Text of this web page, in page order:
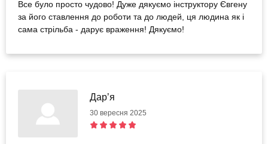
Все було просто чудово! Дуже дякуємо інструктору Євгену
за його ставлення до роботи та до людей, ця людина як і
сама стрільба - дарує враження! Дякуємо!
Дарʼя
30 вересня 2025